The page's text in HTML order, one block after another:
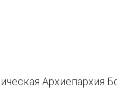
Архиепархия